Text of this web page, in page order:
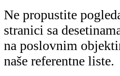
Ne propustite
stranici sa
na poslovnim
naše referentne liste.